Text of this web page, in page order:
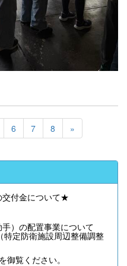
6 7 8 »
交付金について★
）の配置事業について
特定防衛施設周辺整備調整
覧ください。